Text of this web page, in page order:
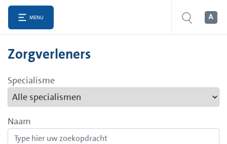
MENU
Zorgverleners
Specialisme
Naam